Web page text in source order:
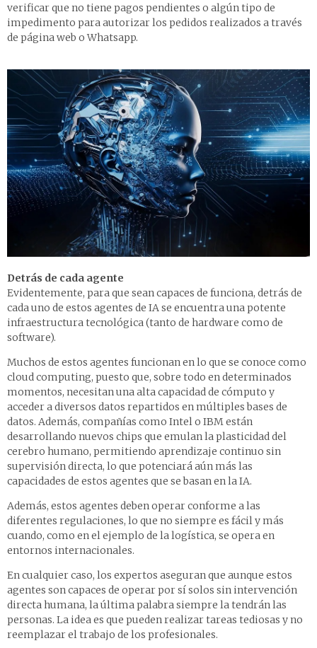
verificar que no tiene pagos pendientes o algún tipo de
impedimento para autorizar los pedidos realizados a través
de página web o Whatsapp.
Detrás de cada agente
Evidentemente, para que sean capaces de funciona, detrás de
cada uno de estos agentes de IA se encuentra una potente
infraestructura tecnológica (tanto de hardware como de
software).
Muchos de estos agentes funcionan en lo que se conoce como
cloud computing, puesto que, sobre todo en determinados
momentos, necesitan una alta capacidad de cómputo y
acceder a diversos datos repartidos en múltiples bases de
datos. Además, compañías como Intel o IBM están
desarrollando nuevos chips que emulan la plasticidad del
cerebro humano, permitiendo aprendizaje continuo sin
supervisión directa, lo que potenciará aún más las
capacidades de estos agentes que se basan en la IA.
Además, estos agentes deben operar conforme a las
diferentes regulaciones, lo que no siempre es fácil y más
cuando, como en el ejemplo de la logística, se opera en
entornos internacionales.
En cualquier caso, los expertos aseguran que aunque estos
agentes son capaces de operar por sí solos sin intervención
directa humana, la última palabra siempre la tendrán las
personas. La idea es que pueden realizar tareas tediosas y no
reemplazar el trabajo de los profesionales.